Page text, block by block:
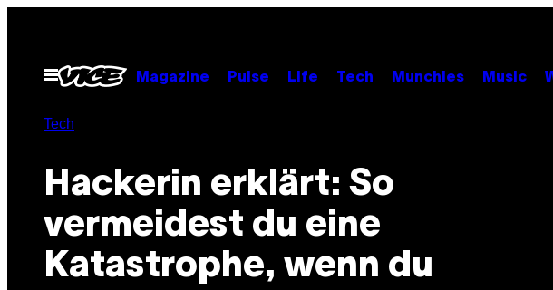
contentOpen
Menu
Magazine Pulse Life Tech Munchies Music
Tech
Hackerin erklärt: So
vermeidest du eine
Katastrophe, wenn du